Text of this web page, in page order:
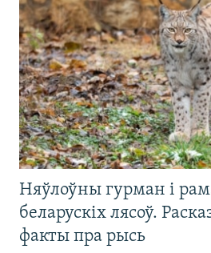
Няўлоўны гурман і
беларускіх лясоў.
факты пра рысь